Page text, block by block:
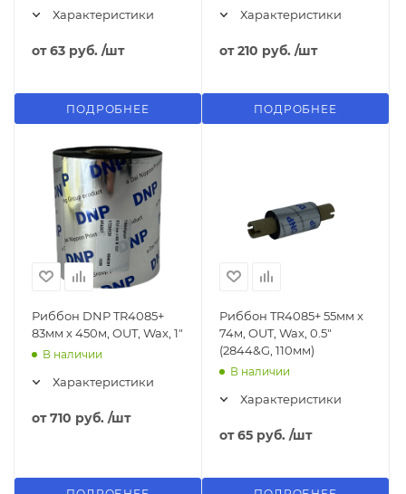
Характеристики
от63 руб. /шт
ПОДРОБНЕЕ
Характеристики
от210 руб. /шт
ПОДРОБНЕЕ
Риббон DNP TR4085+
83мм х 450м, OUT, Wax, 1"
В наличии
Характеристики
от710 руб. /шт
Риббон TR4085+ 55мм x
74м, OUT, Wax, 0.5"
(2844&G, 110мм)
В наличии
Характеристики
от65 руб. /шт